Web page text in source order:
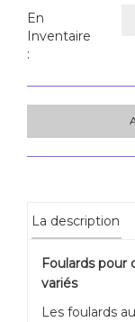
En
Inventaire
:
La description
Foulards pour
variés
Les foulards